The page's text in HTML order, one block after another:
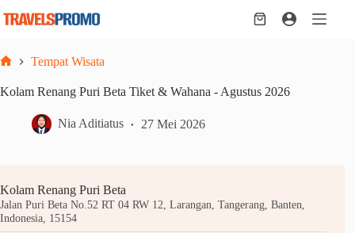
Shopping
Tempat Wisata
Kolam Renang Puri Beta Tiket & Wahana - Agustus 2026
Nia Aditiatus 27 Mei 2026
Kolam Renang Puri Beta
Jalan Puri Beta No.52 RT 04 RW 12, Larangan, Tangerang, Banten,
Indonesia, 15154